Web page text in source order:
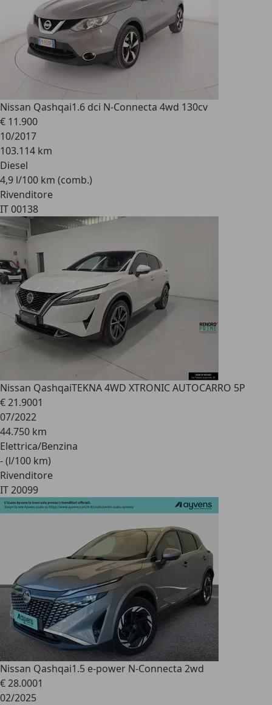
Nissan Qashqai1.6 dci N-Connecta 4wd 130cv
€ 11.900
10/2017
103.114 km
Diesel
4,9 l/100 km (comb.)
Rivenditore
IT 00138
Nissan QashqaiTEKNA 4WD XTRONIC AUTOCARRO 5P
€ 21.9001
07/2022
44.750 km
Elettrica/Benzina
- (l/100 km)
Rivenditore
IT 20099
Nissan Qashqai1.5 e-power N-Connecta 2wd
€ 28.0001
02/2025